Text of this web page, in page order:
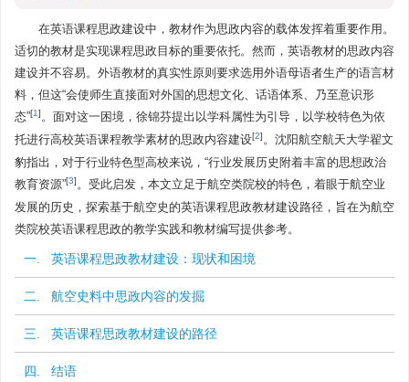
在英语课程思政建设中，教材作为思政内容的载体发挥着重要作用。
适切的教材是实现课程思政目标的重要依托。然而，英语教材的思政内容
建设并不容易。外语教材的真实性原则要求选用外语母语者生产的语言材
料，但这“会使师生直接面对外国的思想文化、话语体系、乃至意识形
态”[1]。面对这一困境，徐锦芬提出以学科属性为引导，以学校特色为依
托进行高校英语课程教学素材的思政内容建设[2]。沈阳航空航天大学翟文
豹指出，对于行业特色型高校来说，“行业发展历史附着丰富的思想政治
教育资源”[3]。受此启发，本文立足于航空类院校的特色，着眼于航空业
发展的历史，探索基于航空史的英语课程思政教材建设路径，旨在为航空
类院校英语课程思政的教学实践和教材编写提供参考。
一. 英语课程思政教材建设：现状和困境
二. 航空史料中思政内容的发掘
三. 英语课程思政教材建设的路径
四. 结语